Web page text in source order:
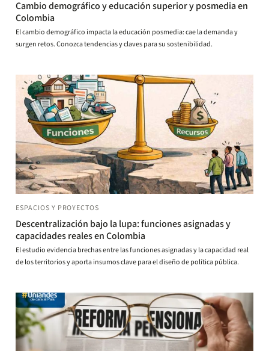
Cambio demográfico y educación superior y posmedia en
Colombia
El cambio demográfico impacta la educación posmedia: cae la demanda y
surgen retos. Conozca tendencias y claves para su sostenibilidad.
ESPACIOS Y PROYECTOS
Descentralización bajo la lupa: funciones asignadas y
capacidades reales en Colombia
El estudio evidencia brechas entre las funciones asignadas y la capacidad real
de los territorios y aporta insumos clave para el diseño de política pública.